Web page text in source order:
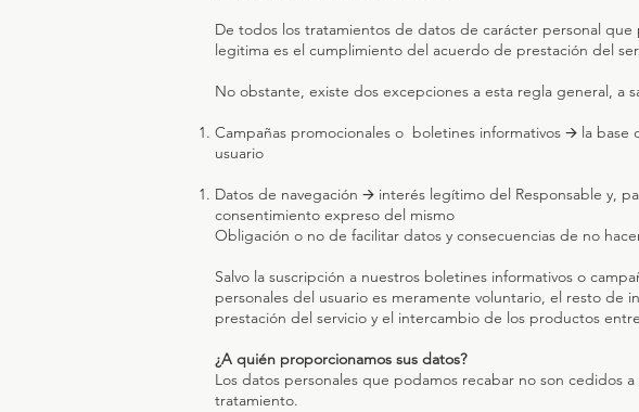
De todos los tratamientos de datos de carácter personal
legitima es el cumplimiento del acuerdo de prestación del
No obstante, existe dos excepciones a esta regla general, a
Campañas promocionales o boletines informativos 🡪 la
usuario
Datos de navegación 🡪 interés legítimo del Responsable y,
consentimiento expreso del mismo
Obligación o no de facilitar datos y consecuencias de no
Salvo la suscripción a nuestros boletines informativos o
personales del usuario es meramente voluntario, el resto de
prestación del servicio y el intercambio de los productos
¿A quién proporcionamos sus datos?
Los datos personales que podamos recabar no son cedidos
tratamiento.